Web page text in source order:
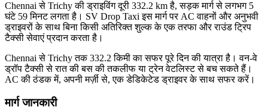
Chennai से Trichy की ड्राइविंग दूरी 332.2 km है, सड़क मार्ग से लगभग 5
घंटे 59 मिनट लगता है। SV Drop Taxi इस मार्ग पर AC वाहनों और अनुभवी
ड्राइवरों के साथ बिना किसी अतिरिक्त शुल्क के एक तरफा और राउंड ट्रिप
टैक्सी सेवाएं प्रदान करता है।
Chennai से Trichy तक 332.2 किमी का सफर पूरे दिन की यात्रा है। वन-वे
ड्रॉप टैक्सी से रात की बस की तकलीफ या ट्रेन वेटलिस्ट से बच सकते हैं।
AC की ठंडक में, अपनी मर्ज़ी से, एक डेडिकेटेड ड्राइवर के साथ सफर करें।
मार्ग जानकारी